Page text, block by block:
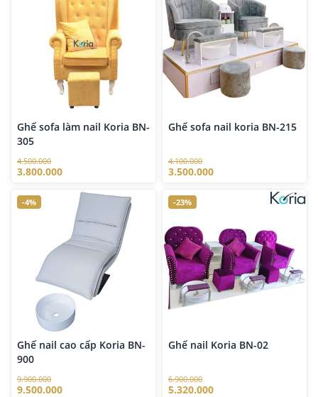
Ghế sofa làm nail Koria BN-
305
4.500.000
3.800.000
Ghế sofa nail koria BN-215
4.100.000
3.500.000
-4%
Ghế nail cao cấp Koria BN-
900
9.900.000
9.500.000
-23%
Ghế nail Koria BN-02
6.900.000
5.320.000